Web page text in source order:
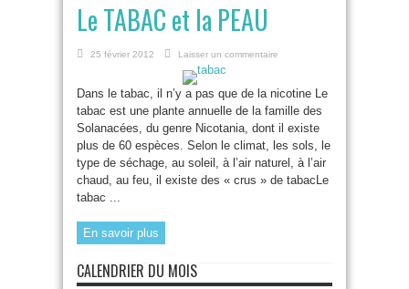
Le TABAC et la PEAU
25 février 2012 Laisser un commentaire
Dans le tabac, il n’y a pas que de la nicotine Le
tabac est une plante annuelle de la famille des
Solanacées, du genre Nicotania, dont il existe
plus de 60 espèces. Selon le climat, les sols, le
type de séchage, au soleil, à l’air naturel, à l’air
chaud, au feu, il existe des « crus » de tabacLe
tabac ...
En savoir plus
CALENDRIER DU MOIS